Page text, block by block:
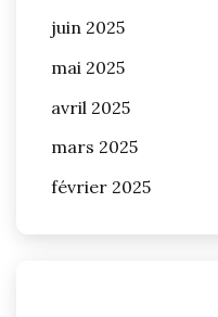
juin 2025
mai 2025
avril 2025
mars 2025
février 2025